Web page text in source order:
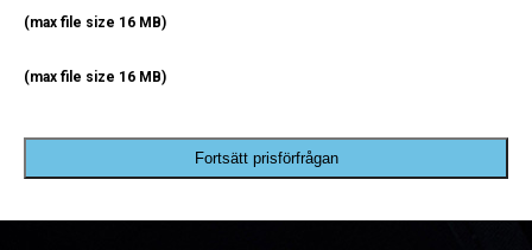
(max file size 16 MB)
(max file size 16 MB)
Fortsätt prisförfrågan